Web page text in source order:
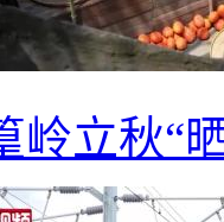
岭立秋“